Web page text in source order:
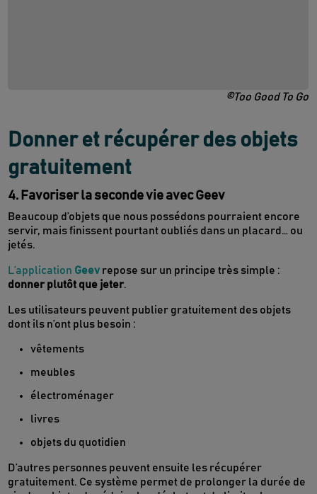
©Too Good To Go
Donner et récupérer des objets
gratuitement
4. Favoriser la seconde vie avec Geev
Beaucoup d’objets que nous possédons pourraient encore
servir, mais finissent pourtant oubliés dans un placard… ou
jetés.
L’application Geevrepose sur un principe très simple :
donner plutôt que jeter.
Les utilisateurs peuvent publier gratuitement des objets
dont ils n’ont plus besoin :
vêtements
meubles
électroménager
livres
objets du quotidien
D’autres personnes peuvent ensuite les récupérer
gratuitement. Ce système permet de prolonger la durée de